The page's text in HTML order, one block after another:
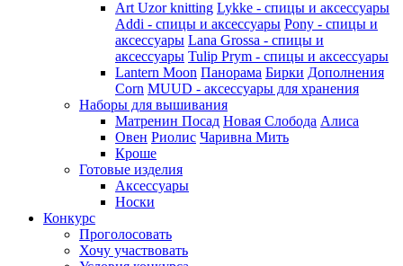
Art Uzor knitting Lykke - спицы и аксессуары
Addi - спицы и аксессуары Pony - спицы и
аксессуары Lana Grossa - спицы и
аксессуары Tulip Prym - спицы и аксессуары
Lantern Moon Панорама Бирки Дополнения
Corn MUUD - аксессуары для хранения
Наборы для вышивания
Матренин Посад Новая Слобода Алиса
Овен Риолис Чаривна Мить
Кроше
Готовые изделия
Аксессуары
Носки
Конкурс
Проголосовать
Хочу участвовать